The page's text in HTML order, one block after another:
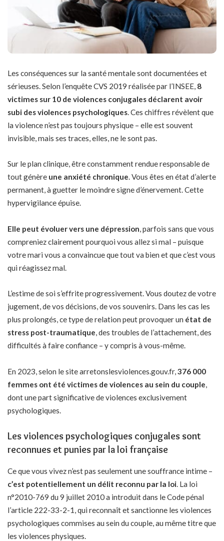
Les conséquences sur la santé mentale sont documentées et
sérieuses. Selon l’enquête CVS 2019 réalisée par l’INSEE, 8
victimes sur 10 de violences conjugales déclarent avoir
subi des violences psychologiques. Ces chiffres révèlent que
la violence n’est pas toujours physique – elle est souvent
invisible, mais ses traces, elles, ne le sont pas.
Sur le plan clinique, être constamment rendue responsable de
tout génère une anxiété chronique. Vous êtes en état d’alerte
permanent, à guetter le moindre signe d’énervement. Cette
hypervigilance épuise.
Elle peut évoluer vers une dépression, parfois sans que vous
compreniez clairement pourquoi vous allez si mal – puisque
votre mari vous a convaincue que tout va bien et que c’est vous
qui réagissez mal.
L’estime de soi s’effrite progressivement. Vous doutez de votre
jugement, de vos décisions, de vos souvenirs. Dans les cas les
plus prolongés, ce type de relation peut provoquer un état de
stress post-traumatique, des troubles de l’attachement, des
difficultés à faire confiance – y compris à vous-même.
En 2023, selon le site arretonslesviolences.gouv.fr,376 000
femmes ont été victimes de violences au sein du couple,
dont une part significative de violences exclusivement
psychologiques.
Les violences psychologiques conjugales sont
reconnues et punies par la loi française
Ce que vous vivez n’est pas seulement une souffrance intime –
c’est potentiellement un délit reconnu par la loi . La loi
n°2010-769 du 9 juillet 2010 a introduit dans le Code pénal
l’article 222-33-2-1, qui reconnaît et sanctionne les violences
psychologiques commises au sein du couple, au même titre que
les violences physiques.